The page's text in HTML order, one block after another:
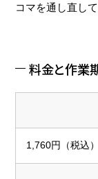
コマを通し直し
料金と作業
1,760円（税込）